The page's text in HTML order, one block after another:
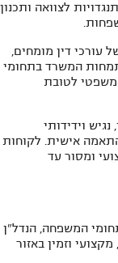
לצוואה ותכנון
עורכי דין מומחים,
המשרד בתחומי
לטובת
וידידותי
אישית. לקוחות
ומסור עד
המשפחה, הנדל"ן
וזמין באזור